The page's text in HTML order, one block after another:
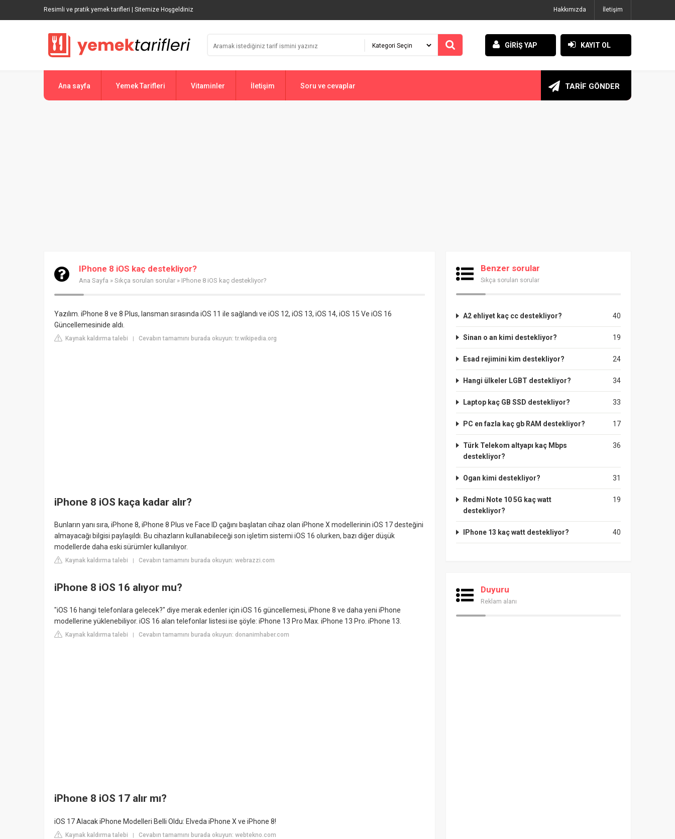
Resimli ve pratik yemek tarifleri | Sitemize Hoşgeldiniz Hakkımızda İletişim
GİRİŞ YAP KAYIT OL
Ana sayfa Yemek Tarifleri Vitaminler İletişim Soru ve cevaplar TARİF GÖNDER
IPhone 8 iOS kaç destekliyor?
Ana Sayfa » Sıkça sorulan sorular » IPhone 8 iOS kaç destekliyor?
Yazılım. iPhone 8 ve 8 Plus, lansman sırasında iOS 11 ile sağlandı ve iOS 12, iOS 13, iOS 14, iOS 15 Ve iOS 16
Güncellemesinide aldı.
Kaynak kaldırma talebi | Cevabın tamamını burada okuyun: tr.wikipedia.org
iPhone 8 iOS kaça kadar alır?
Bunların yanı sıra, iPhone 8, iPhone 8 Plus ve Face ID çağını başlatan cihaz olan iPhone X modellerinin iOS 17 desteğini
almayacağı bilgisi paylaşıldı. Bu cihazların kullanabileceği son işletim sistemi iOS 16 olurken, bazı diğer düşük
modellerde daha eski sürümler kullanılıyor.
Kaynak kaldırma talebi Cevabın tamamını burada okuyun: webrazzi.com
iPhone 8 iOS 16 alıyor mu?
"iOS 16 hangi telefonlara gelecek?" diye merak edenler için iOS 16 güncellemesi, iPhone 8 ve daha yeni iPhone
modellerine yüklenebiliyor. iOS 16 alan telefonlar listesi ise şöyle: iPhone 13 Pro Max. iPhone 13 Pro. iPhone 13.
Kaynak kaldırma talebi Cevabın tamamını burada okuyun: donanimhaber.com
iPhone 8 iOS 17 alır mı?
iOS 17 Alacak iPhone Modelleri Belli Oldu: Elveda iPhone X ve iPhone 8!
Kaynak kaldırma talebi | Cevabın tamamını burada okuyun: webtekno.com
Benzer sorular
Sıkça sorulan sorular
40
A2 ehliyet kaç cc destekliyor?
19
Sinan o an kimi destekliyor?
24
Esad rejimini kim destekliyor?
34
Hangi ülkeler LGBT destekliyor?
33
Laptop kaç GB SSD destekliyor?
17
PC en fazla kaç gb RAM destekliyor?
36
Türk Telekom altyapı kaç Mbps
destekliyor?
31
Ogan kimi destekliyor?
19
Redmi Note 10 5G kaç watt
destekliyor?
40
IPhone 13 kaç watt destekliyor?
Duyuru
Reklam alanı